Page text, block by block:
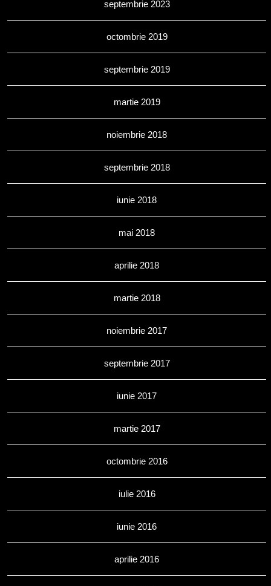
septembrie 2023
octombrie 2019
septembrie 2019
martie 2019
noiembrie 2018
septembrie 2018
iunie 2018
mai 2018
aprilie 2018
martie 2018
noiembrie 2017
septembrie 2017
iunie 2017
martie 2017
octombrie 2016
iulie 2016
iunie 2016
aprilie 2016